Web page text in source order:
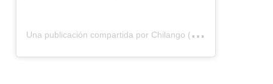
U
na publicación compartida por Chilango (@chilangocom)